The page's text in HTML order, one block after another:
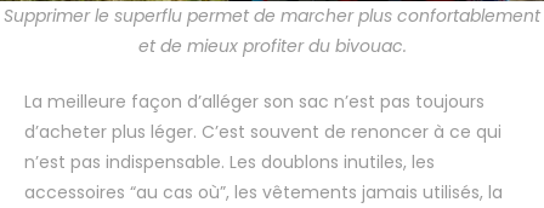
Supprimer le superflu permet de marcher plus confortablement
et de mieux profiter du bivouac.
La meilleure façon d’alléger son sac n’est pas toujours
d’acheter plus léger. C’est souvent de renoncer à ce qui
n’est pas indispensable. Les doublons inutiles, les
accessoires “au cas où”, les vêtements jamais utilisés, la